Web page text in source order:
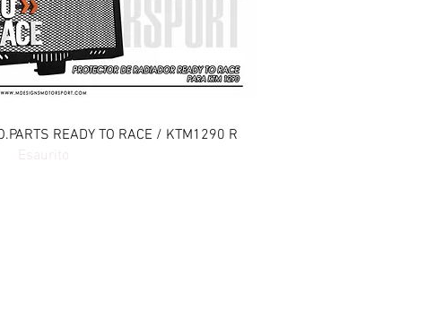
Vista rapidaREADY TO RACE / KTM1290 R
Esaurito